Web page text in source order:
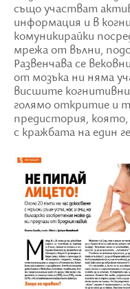
също участват
информация и в
комуникирайки
мрежа от вълни,
Развенчава се
от мозъка ни няма
висшите
голямо откритие и
предистория, която,
с кражбата на един